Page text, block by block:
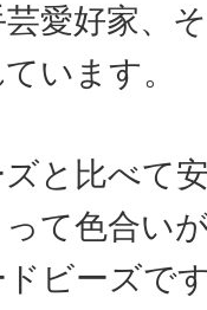
愛好家、
います。
と比べて
て色合い
ビーズで